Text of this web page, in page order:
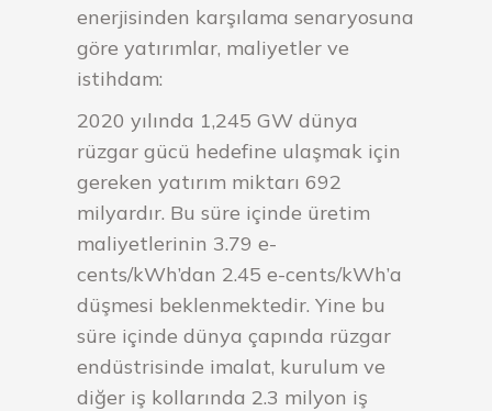
enerjisinden karşılama senaryosuna
göre yatırımlar, maliyetler ve
istihdam:
2020 yılında 1,245 GW dünya
rüzgar gücü hedefine ulaşmak için
gereken yatırım miktarı 692
milyardır. Bu süre içinde üretim
maliyetlerinin 3.79 e-
cents/kWh’dan 2.45 e-cents/kWh’a
düşmesi beklenmektedir. Yine bu
süre içinde dünya çapında rüzgar
endüstrisinde imalat, kurulum ve
diğer iş kollarında 2.3 milyon iş